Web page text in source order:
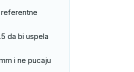
da bi uspela
i ne pucaju